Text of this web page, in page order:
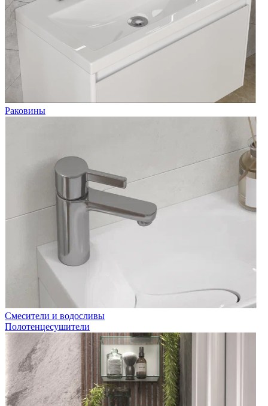
Раковины
Смесители и водосливы
Полотенцесушители